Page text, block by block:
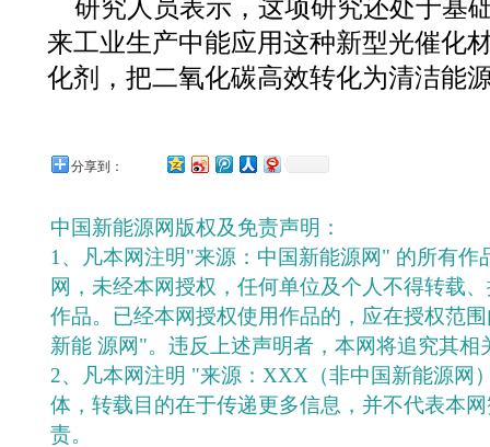
研究人员表示，这项研究还处于基
来工业生产中能应用这种新型光催化
化剂，把二氧化碳高效转化为清洁能
分享到：
中国新能源网版权及免责声明：
1、凡本网注明"来源：中国新能源网" 的所有作
网，未经本网授权，任何单位及个人不得转载
作品。已经本网授权使用作品的，应在授权范
新能 源网"。违反上述声明者，本网将追究其相
2、凡本网注明 "来源：XXX（非中国新能源网
体，转载目的在于传递更多信息，并不代表本
责。